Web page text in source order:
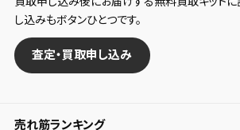
し込みもボタンひとつです。
査定・買取申し込み
売れ筋ランキング